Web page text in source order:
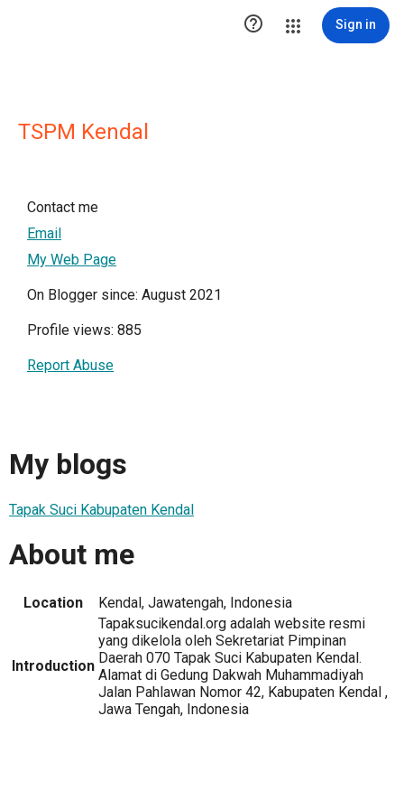
 Sign in
TSPM Kendal
Contact me
Email
My Web Page
On Blogger since: August 2021
Profile views: 885
Report Abuse
My blogs
Tapak Suci Kabupaten Kendal
About me
Location Kendal, Jawatengah, Indonesia
Introduction
Tapaksucikendal.org adalah website resmi
yang dikelola oleh Sekretariat Pimpinan
Daerah 070 Tapak Suci Kabupaten Kendal.
Alamat di Gedung Dakwah Muhammadiyah
Jalan Pahlawan Nomor 42, Kabupaten Kendal ,
Jawa Tengah, Indonesia